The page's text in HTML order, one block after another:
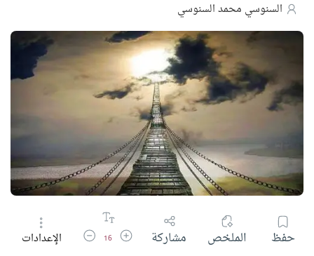
السنوسي محمد السنوسي
حفظ الملخص مشاركة زيادة حجم الخط
16 تقليل حجم الخط
الإعدادات